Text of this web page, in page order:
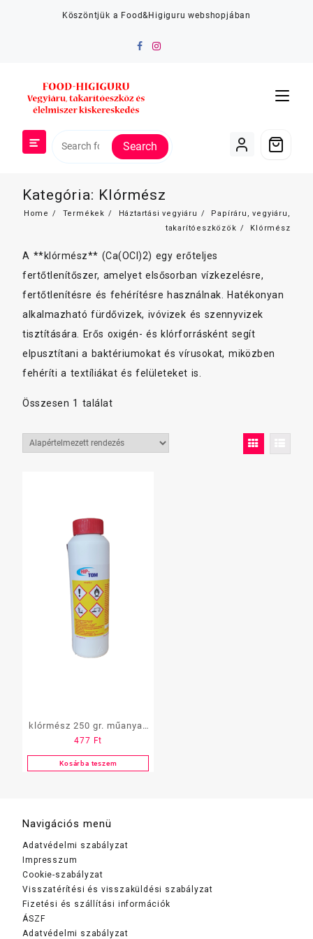
Köszöntjük a Food&Higiguru webshopjában
Search
Kategória: Klórmész
Home Termékek Háztartási vegyiáru
Papíráru, vegyiáru,
takarítóeszközök
Klórmész
A **klórmész** (Ca(OCl)2) egy erőteljes
fertőtlenítőszer, amelyet elsősorban vízkezelésre,
fertőtlenítésre és fehérítésre használnak. Hatékonyan
alkalmazható fürdővizek, ivóvizek és szennyvizek
tisztítására. Erős oxigén- és klórforrásként segít
elpusztítani a baktériumokat és vírusokat, miközben
fehéríti a textíliákat és felületeket is.
Összesen 1 találat
klórmész 250 gr. műanyag
dobozos
477 Ft
Kosárba teszem
Navigációs menü
Adatvédelmi szabályzat
Impresszum
Cookie-szabályzat
Visszatérítési és visszaküldési szabályzat
Fizetési és szállítási információk
ÁSZF
Adatvédelmi szabályzat